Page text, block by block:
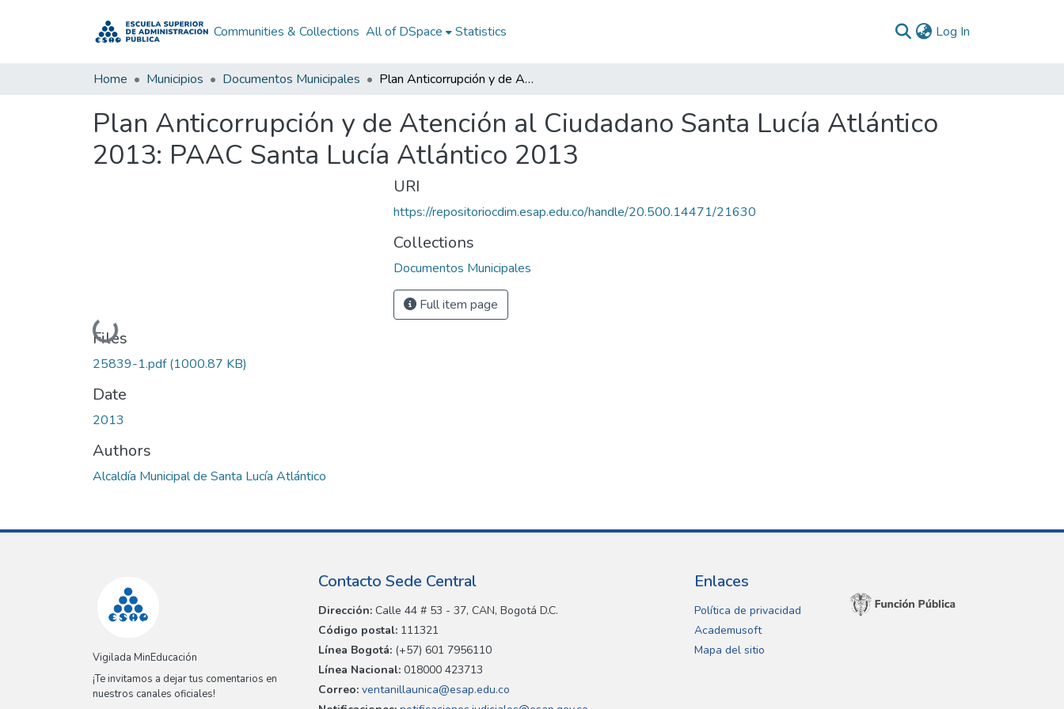
Communities & Collections All of DSpace Statistics Log In
Home Municipios Documentos Municipales Plan Anticorrupción y de Atención al Ciudadano Santa Lucía Atlántico 2013: PAAC Santa Lucía Atlántico 2013
Plan Anticorrupción y de Atención al Ciudadano Santa Lucía Atlántico
2013: PAAC Santa Lucía Atlántico 2013
Loading...
Files
25839-1.pdf(1000.87 KB)
Date
2013
Authors
Alcaldía Municipal de Santa Lucía Atlántico
URI
https://repositoriocdim.esap.edu.co/handle/20.500.14471/21630
Collections
Documentos Municipales
Full item page
Vigilada MinEducación
¡Te invitamos a dejar tus comentarios en
nuestros canales oficiales!
Contacto Sede Central
Dirección: Calle 44 # 53 - 37, CAN, Bogotá D.C.
Código postal: 111321
Línea Bogotá: (+57) 601 7956110
Línea Nacional: 018000 423713
Correo: ventanillaunica@esap.edu.co
Enlaces
Política de privacidad
Academusoft
Mapa del sitio